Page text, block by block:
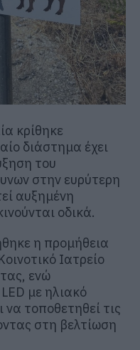
κρίθηκε
διάστημα έχει
του
στην ευρύτερη
αυξημένη
οδικά.
η προμήθεια
Ιατρείο
ενώ
με ηλιακό
τοποθετηθεί τις
στη βελτίωση